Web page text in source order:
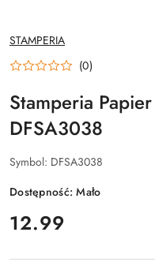
NAZWA
PRODUCENTA:
STAMPERIA
(0)
Stamperia
DFSA3038
Symbol: DFSA3038
Dostępność:Mało
cena:
12.99